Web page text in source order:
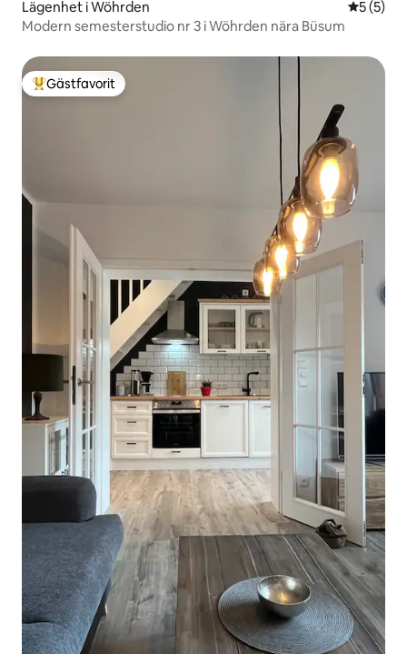
Lägenhet i Wöhrden 5 av 5 i
5 (5)
Modern semesterstudio nr 3 i Wöhrden nära Büsum
Populär gästfavorit
Gästfavorit